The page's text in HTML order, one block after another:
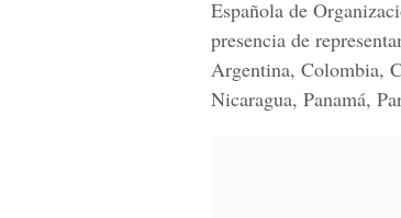
Española de
presencia de
Argentina, Colombia,
Nicaragua, Panamá,